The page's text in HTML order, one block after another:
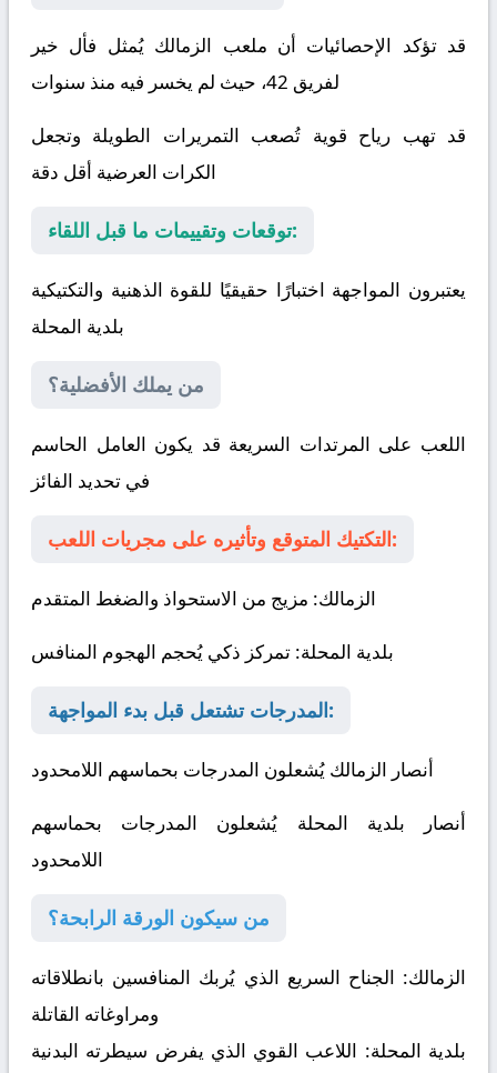
قد تؤكد الإحصائيات أن ملعب الزمالك يُمثل فأل خير
لفريق 42، حيث لم يخسر فيه منذ سنوات
قد تهب رياح قوية تُصعب التمريرات الطويلة وتجعل
الكرات العرضية أقل دقة
توقعات وتقييمات ما قبل اللقاء:
يعتبرون المواجهة اختبارًا حقيقيًا للقوة الذهنية والتكتيكية
بلدية المحلة
من يملك الأفضلية؟
اللعب على المرتدات السريعة قد يكون العامل الحاسم
في تحديد الفائز
التكتيك المتوقع وتأثيره على مجريات اللعب:
الزمالك: مزيج من الاستحواذ والضغط المتقدم
بلدية المحلة: تمركز ذكي يُحجم الهجوم المنافس
المدرجات تشتعل قبل بدء المواجهة:
أنصار الزمالك يُشعلون المدرجات بحماسهم اللامحدود
أنصار بلدية المحلة يُشعلون المدرجات بحماسهم
اللامحدود
من سيكون الورقة الرابحة؟
الزمالك: الجناح السريع الذي يُربك المنافسين بانطلاقاته
ومراوغاته القاتلة
بلدية المحلة: اللاعب القوي الذي يفرض سيطرته البدنية